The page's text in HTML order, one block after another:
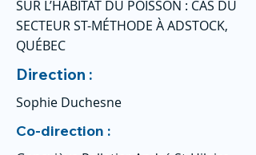
SUR L’HABITAT DU POISSON : CAS DU
SECTEUR ST-MÉTHODE À ADSTOCK,
QUÉBEC
Direction :
Sophie Duchesne
Co-direction :